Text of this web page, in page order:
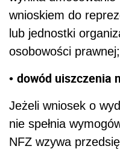
wnioskiem do
lub jednostki
osobowości prawnej;
• dowód uiszczenia
Jeżeli wniosek o
nie spełnia
NFZ wzywa